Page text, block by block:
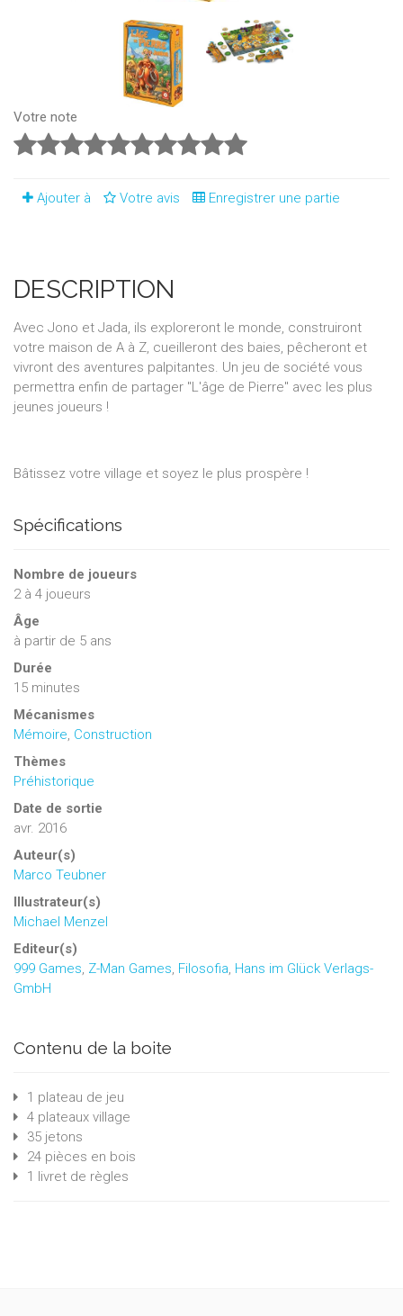
Votre note
Ajouter à Votre avis Enregistrer une partie
DESCRIPTION
Avec Jono et Jada, ils exploreront le monde, construiront
votre maison de A à Z, cueilleront des baies, pêcheront et
vivront des aventures palpitantes. Un jeu de société vous
permettra enfin de partager "L'âge de Pierre" avec les plus
jeunes joueurs !
Bâtissez votre village et soyez le plus prospère !
Spécifications
Nombre de joueurs
2à 4 joueurs
Âge
à partir de 5 ans
Durée
15 minutes
Mécanismes
Mémoire, Construction
Thèmes
Préhistorique
Date de sortie
avr. 2016
Auteur(s)
Marco Teubner
Illustrateur(s)
Michael Menzel
Editeur(s)
999 Games, Z-Man Games, Filosofia, Hans im Glück Verlags-
GmbH
Contenu de la boite
1 plateau de jeu
4 plateaux village
35 jetons
24 pièces en bois
1 livret de règles